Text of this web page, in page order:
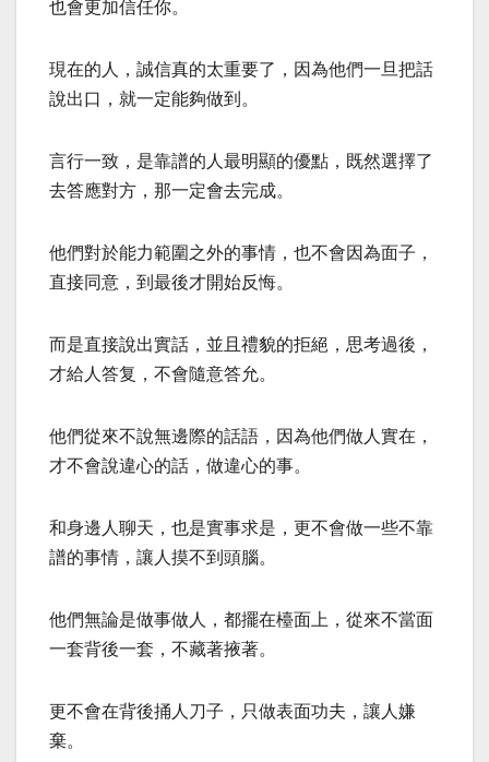
也會更加信任你。
現在的人，誠信真的太重要了，因為他們一旦把話
說出口，就一定能夠做到。
言行一致，是靠譜的人最明顯的優點，既然選擇了
去答應對方，那一定會去完成。
他們對於能力範圍之外的事情，也不會因為面子，
直接同意，到最後才開始反悔。
而是直接說出實話，並且禮貌的拒絕，思考過後，
才給人答复，不會隨意答允。
他們從來不說無邊際的話語，因為他們做人實在，
才不會說違心的話，做違心的事。
和身邊人聊天，也是實事求是，更不會做一些不靠
譜的事情，讓人摸不到頭腦。
他們無論是做事做人，都擺在檯面上，從來不當面
一套背後一套，不藏著掖著。
更不會在背後捅人刀子，只做表面功夫，讓人嫌
棄。